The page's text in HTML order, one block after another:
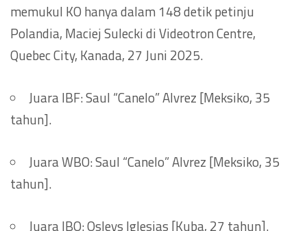
memukul KO hanya dalam 148 detik petinju
Polandia, Maciej Sulecki di Videotron Centre,
Quebec City, Kanada, 27 Juni 2025.
Juara IBF: Saul “Canelo” Alvrez [Meksiko, 35
tahun].
Juara WBO: Saul “Canelo” Alvrez [Meksiko, 35
tahun].
Juara IBO: Osleys Iglesias [Kuba, 27 tahun].